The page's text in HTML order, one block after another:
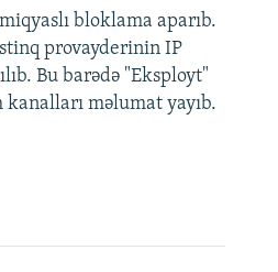
bloklama aparıb.
provayderinin IP
Bu barədə "Eksployt"
məlumat yayıb.